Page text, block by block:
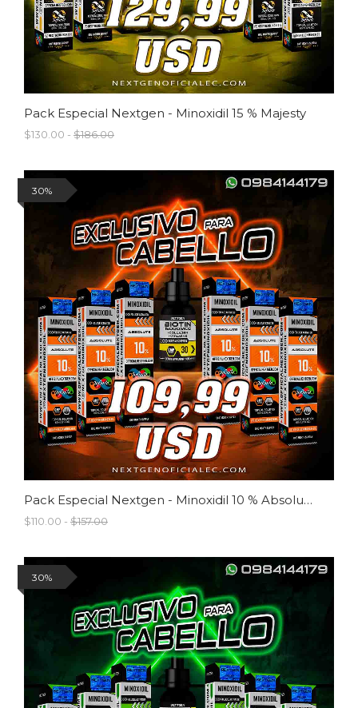
Pack Especial Nextgen - Minoxidil 15 % Majesty
$130.00 - $186.00
30%
Pack Especial Nextgen - Minoxidil 10 % Absolute
$110.00 - $157.00
30%